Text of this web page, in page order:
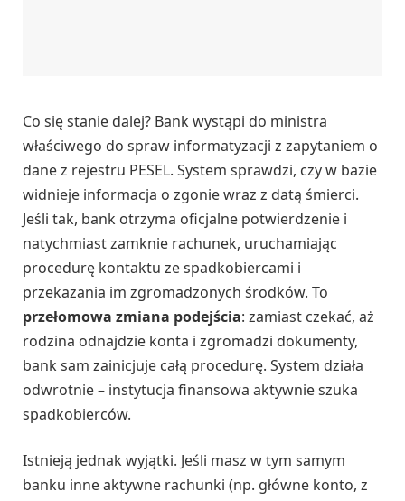
Co się stanie dalej? Bank wystąpi do ministra
właściwego do spraw informatyzacji z zapytaniem o
dane z rejestru PESEL. System sprawdzi, czy w bazie
widnieje informacja o zgonie wraz z datą śmierci.
Jeśli tak, bank otrzyma oficjalne potwierdzenie i
natychmiast zamknie rachunek, uruchamiając
procedurę kontaktu ze spadkobiercami i
przekazania im zgromadzonych środków. To
przełomowa zmiana podejścia: zamiast czekać, aż
rodzina odnajdzie konta i zgromadzi dokumenty,
bank sam zainicjuje całą procedurę. System działa
odwrotnie – instytucja finansowa aktywnie szuka
spadkobierców.
Istnieją jednak wyjątki. Jeśli masz w tym samym
banku inne aktywne rachunki (np. główne konto, z